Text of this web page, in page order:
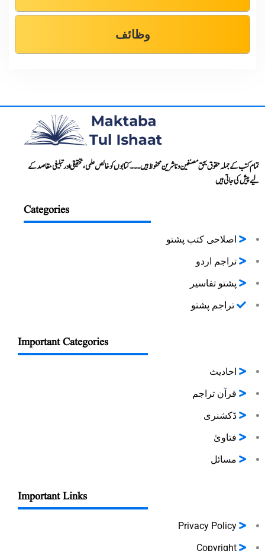
وظائف
تمام کتب کے جملہ حقوق بحق مصنفین و ناشرین محفوظ ہیں۔۔۔ کتابوں کو خالص علمی، تحقیقی اور تبلیغی مقاصد کے
لیے پیش کی جاتی ہیں
Categories
اصلاحی کتب پشتو
تراجم اردو
پشتو تفاسیر
تراجم پشتو
Important Categories
احادیث
قرآن تراجم
ڈکشنری
فتاویٰ
مسائل
Important Links
Privacy Policy
Copyright